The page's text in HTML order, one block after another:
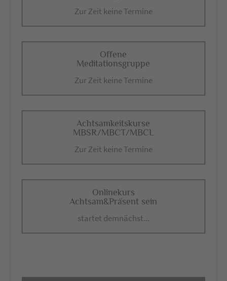
Zur Zeit keine Termine
Offene
Meditationsgruppe
Zur Zeit keine Termine
Achtsamkeitskurse
MBSR/MBCT/MBCL
Zur Zeit keine Termine
Onlinekurs
Achtsam&Präsent sein
startet demnächst...